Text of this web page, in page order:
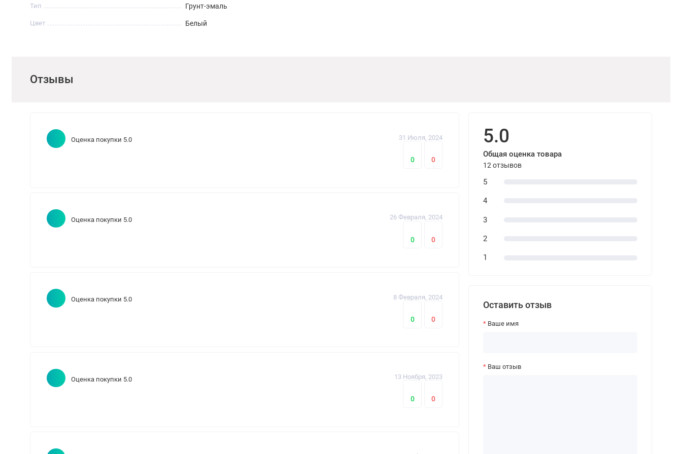
Тип Грунт-эмаль
Цвет Белый
Отзывы
Оценка покупки 5.0 31 Июля, 2024
0 0
Оценка покупки 5.0 26 Февраля, 2024
0 0
Оценка покупки 5.0 8 Февраля, 2024
0 0
Оценка покупки 5.0 13 Ноября, 2023
0 0
5.0
Общая оценка товара
12 отзывов
5
4
3
2
1
Оставить отзыв
Ваше имя
Ваш отзыв